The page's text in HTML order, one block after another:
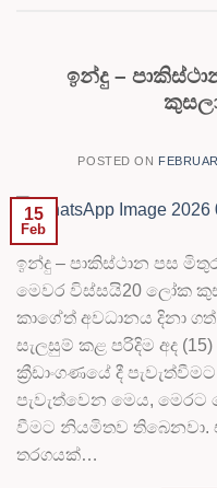
ඉන්දු –
POSTED ON
15
Feb
ඉන්දු – පාකිස්ථාන පස
මෙවර විස්සයි20 ලෝක
කාගේත් අවධානය දිනා
සැලසුම් කළ පරිදිම අද
ක්‍රීඩාංගණයේ දී
පැවැත්වෙන මෙය, මෙරට
වීමට නියමිතව තිබෙනවා.
තරගයක්…